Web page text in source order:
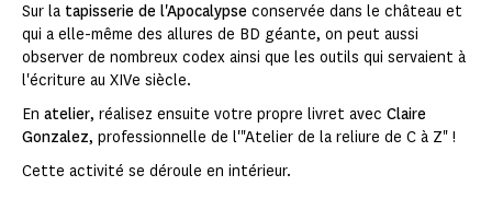
Sur la tapisserie de l'Apocalypse conservée dans le château et
qui a elle-même des allures de BD géante, on peut aussi
observer de nombreux codex ainsi que les outils qui servaient à
l'écriture au XIVe siècle.
En atelier, réalisez ensuite votre propre livret avec Claire
Gonzalez, professionnelle de l'"Atelier de la reliure de C à Z" !
Cette activité se déroule en intérieur.